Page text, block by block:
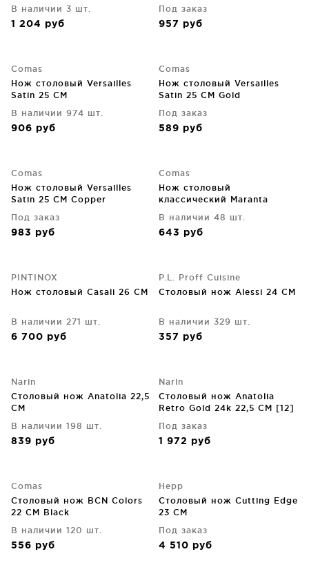
В наличии 3 шт.
1 204 руб
Под заказ
957 руб
Comas
Нож столовый Versailles
Satin 25 CM
В наличии 974 шт.
906 руб
Comas
Нож столовый Versailles
Satin 25 CM Gold
Под заказ
589 руб
Comas
Нож столовый Versailles
Satin 25 CM Сopper
Под заказ
983 руб
Comas
Нож столовый
классический Maranta
В наличии 48 шт.
643 руб
PINTINOX
Нож столовый Сasali 26 CM
В наличии 271 шт.
6 700 руб
P.L. Proff Cuisine
Столовый нож Alessi 24 CM
В наличии 329 шт.
357 руб
Narin
Столовый нож Anatolia 22,5
CM
В наличии 198 шт.
839 руб
Narin
Столовый нож Anatolia
Retro Gold 24k 22,5 CM [12]
Под заказ
1 972 руб
Comas
Столовый нож BCN Colors
22 CM Black
В наличии 120 шт.
556 руб
Hepp
Столовый нож Cutting Edge
23 CM
Под заказ
4 510 руб